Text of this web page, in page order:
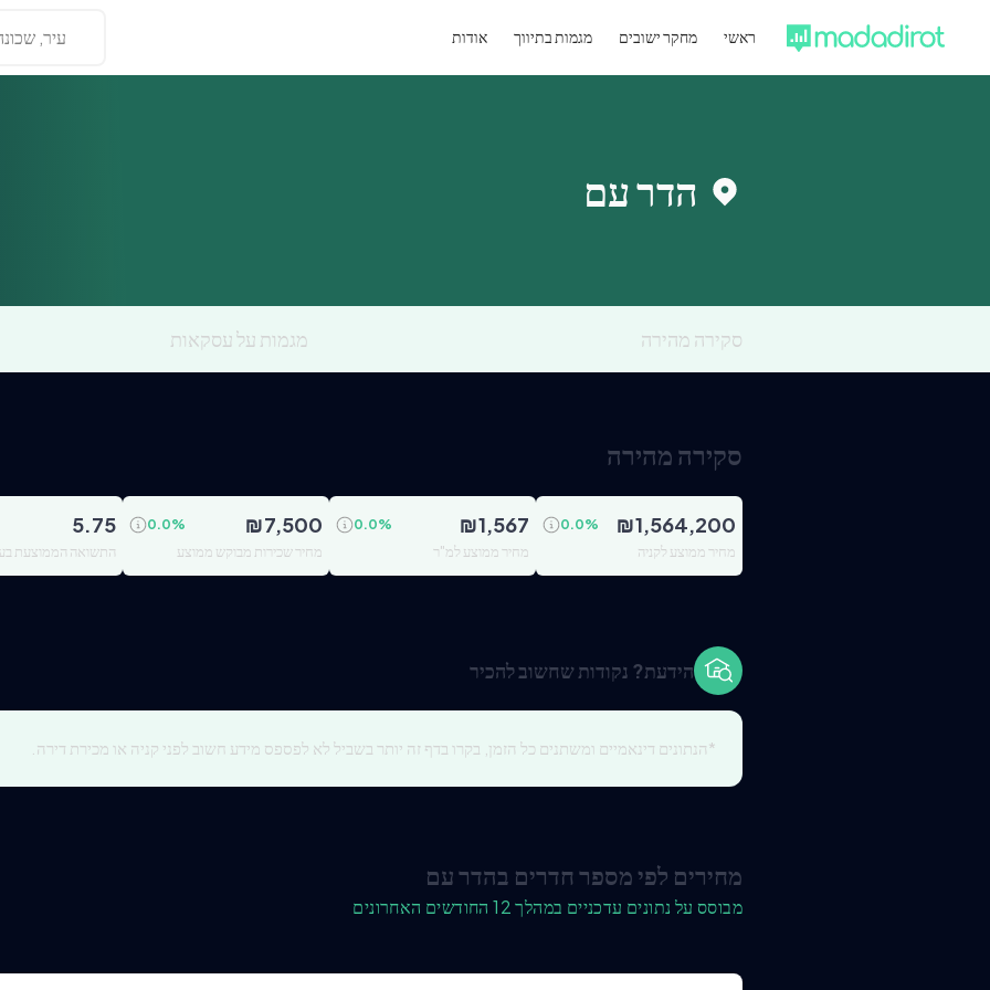
ראשי מחקר ישובים מגמות בתיווך אודות עיר,
הדר עם
סקירה מהירה מגמות על עסקאות
סקירה מהירה
₪1,564,200
0.0%
מחיר ממוצע לקניה
₪1,567
0.0%
מחיר ממוצע למ"ר
₪7,500
0.0%
מחיר שכירות מבוקש ממוצע
5.75
התשואה הממוצעת
הידעת? נקודות שחשוב להכיר
*הנתונים דינאמיים ומשתנים כל הזמן, בקרו בדף זה יותר בשביל לא לפספס מידע חשוב לפני קניה או מכירת דירה.
מחירים לפי מספר חדרים בהדר עם
מבוסס על נתונים עדכניים במהלך 12 החודשים האחרונים